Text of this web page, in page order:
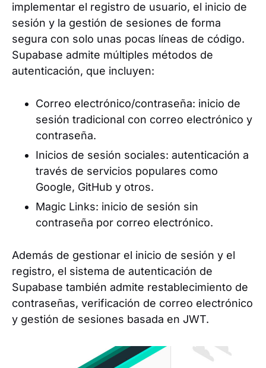
implementar el registro de usuario, el inicio de
sesión y la gestión de sesiones de forma
segura con solo unas pocas líneas de código.
Supabase admite múltiples métodos de
autenticación, que incluyen:
Correo electrónico/contraseña: inicio de
sesión tradicional con correo electrónico y
contraseña.
Inicios de sesión sociales: autenticación a
través de servicios populares como
Google, GitHub y otros.
Magic Links: inicio de sesión sin
contraseña por correo electrónico.
Además de gestionar el inicio de sesión y el
registro, el sistema de autenticación de
Supabase también admite restablecimiento de
contraseñas, verificación de correo electrónico
y gestión de sesiones basada en JWT.